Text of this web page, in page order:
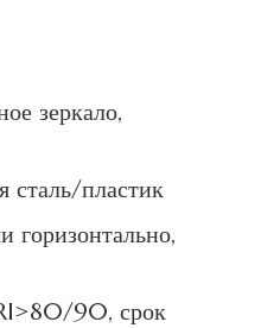
зеркало,
пластик
горизонтально,
90, срок